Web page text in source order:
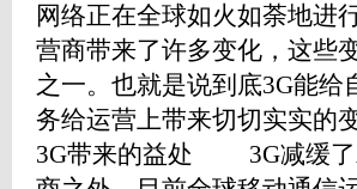
网络正在全球如火如荼地进
营商带来了许多变化，这些
之一。也就是说到底3G能
务给运营上带来切切实实
3G带来的益处 3G减缓